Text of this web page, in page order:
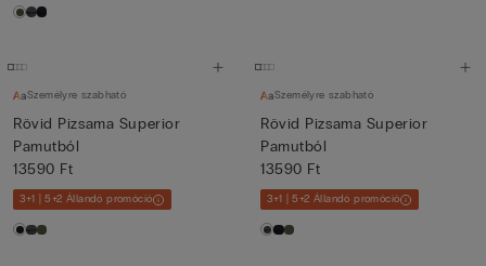
Személyre szabható
Rövid Pizsama Superior
Pamutból
13590 Ft
3+1 | 5+2 Állandó promóció
Személyre szabható
Rövid Pizsama Superior
Pamutból
13590 Ft
3+1 | 5+2 Állandó promóció